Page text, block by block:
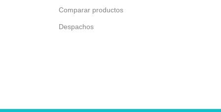
Comparar productos
Despachos